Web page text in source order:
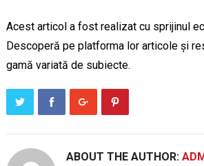
Acest articol a fost realizat cu sprijinul
Descoperă pe platforma lor articole și
gamă variată de subiecte.
ABOUT THE AUTHOR: